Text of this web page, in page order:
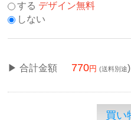
する デザイン無料
しない
合計金額 770 (送料別途)